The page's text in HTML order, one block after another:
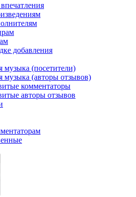
добавления
музыка (посетители)
музыка (авторы отзывов)
комментаторы
авторы отзывов